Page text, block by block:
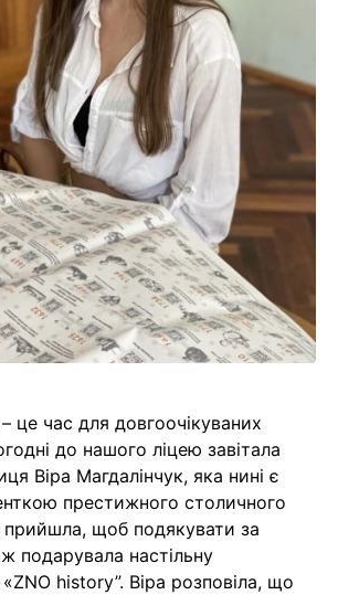
– це час для довгоочікуваних
до нашого ліцею завітала
Віра Магдалінчук, яка нині є
престижного столичного
прийшла, щоб подякувати за
подарувала настільну
history”. Віра розповіла, що